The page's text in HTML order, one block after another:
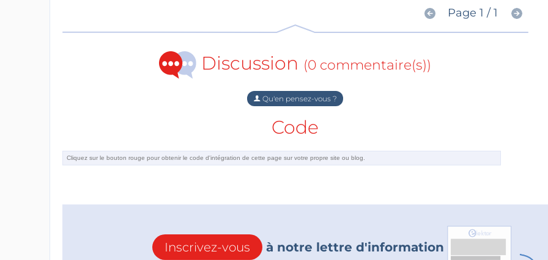
Page 1 / 1
Discussion (0 commentaire(s))
Qu'en pensez-vous ?
Code
Inscrivez-vous à notre lettre d'information